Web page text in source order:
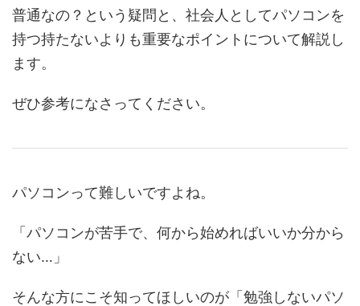
普通なの？という疑問と、社会人としてパソコンを
持つ持たないよりも重要なポイントについて解説し
ます。
ぜひ参考になさってください。
パソコンって難しいですよね。
「パソコンが苦手で、何から始めればいいか分から
ない…」
そんな方にこそ知ってほしいのが「勉強しないパソ